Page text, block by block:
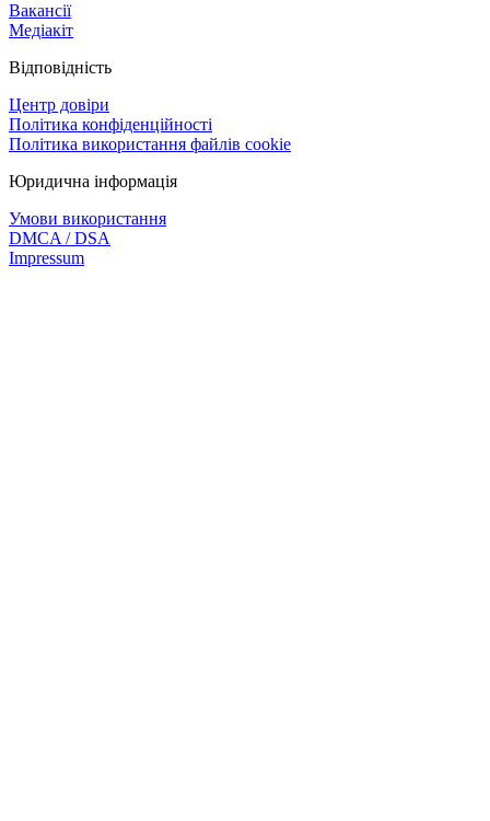
Вакансії
Медіакіт
Відповідність
Центр довіри
Політика конфіденційності
Політика використання файлів cookie
Юридична інформація
Умови використання
DMCA / DSA
Impressum